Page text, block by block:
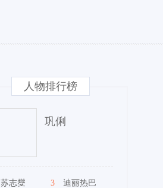
人物排行榜
巩俐
苏志燮 3 迪丽热巴